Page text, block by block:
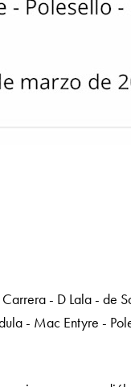
- D Lala - de
- Mac Entyre -